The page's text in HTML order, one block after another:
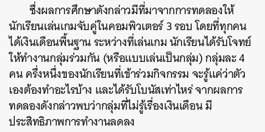
ซึ่งผลการศึกษาดังกล่าวมีที่มาจากการทดลองให้
นักเรียนเล่นเกมจับคู่ในคอมพิวเตอร์ 3 รอบ โดยที่ทุกคน
ได้เงินเดือนพื้นฐาน ระหว่างที่เล่นเกม นักเรียนได้รับโจทย์
ให้ทำงานกลุ่มร่วมกัน (หรือแบบเล่นเป็นกลุ่ม) กลุ่มละ 4
คน ครึ่งหนึ่งของนักเรียนที่เข้าร่วมกิจกรรม จะรู้แค่ว่าตัว
เองต้องทำอะไรบ้าง และได้รับโบนัสเท่าไหร่ จากผลการ
ทดลองดังกล่าวพบว่ากลุ่มที่ไม่รู้เรื่องเงินเดือน มี
ประสิทธิภาพการทำงานลดลง